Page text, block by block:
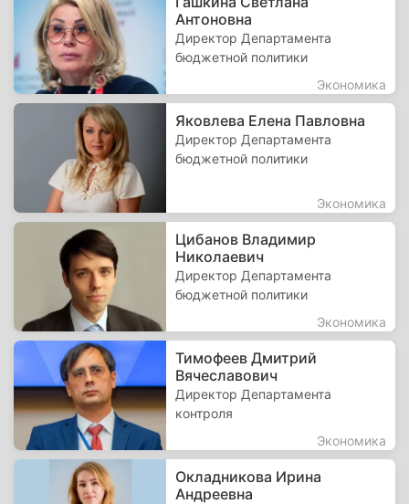
Антоновна
Директор Департамента
бюджетной политики
Экономика
Яковлева Елена Павловна
Директор Департамента
бюджетной политики
Экономика
Цибанов Владимир
Николаевич
Директор Департамента
бюджетной политики
Экономика
Тимофеев Дмитрий
Вячеславович
Директор Департамента
контроля
Экономика
Окладникова Ирина
Андреевна